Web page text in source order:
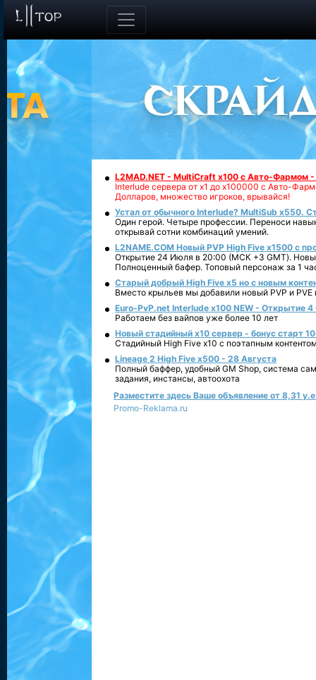
L2MAD.NET - MultiCraft x100 с Авто-Фармом
Interlude сервера от х1 до х100000 с Авто-
Долларов, множество игроков, врывайся!
Устал от обычного Interlude? MultiSub x550.
Один герой. Четыре профессии. Переноси
открывай сотни комбинаций умений.
L2NAME.COM Новый PVP High Five x1500 с
Открытие 24 Июля в 20:00 (МСК +3 GMT).
Полноценный бафер. Топовый персонаж за 1
Старый добрый High Five x5 но с новым
Вместо крыльев мы добавили новый PVP и PVE
Euro-PvP.net Interlude х100 NEW - Открытие 4
Работаем без вайпов уже более 10 лет
Новый стадийный х10 сервер - бонус старт
Стадийный High Five x10 с поэтапным
Lineage 2 High Five x500 - 28 Августа
Полный баффер, удобный GM Shop, система
задания, инстансы, автоохота
Разместите здесь Ваше объявление от 8,31
Promo-Reklama.ru